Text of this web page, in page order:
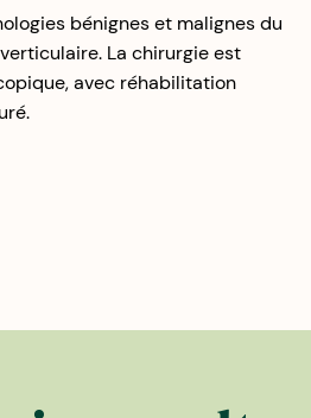
bénignes et malignes du
La chirurgie est
avec réhabilitation